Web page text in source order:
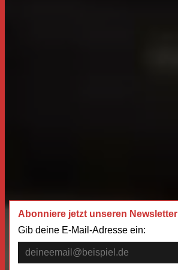
Abonniere jetzt unseren Newsletter
Gib deine E-Mail-Adresse ein: